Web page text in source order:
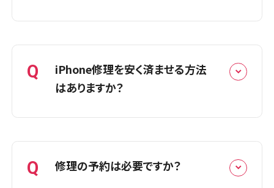
A
ご本人名義以外のiPhoneでも修理可能
です。修理の際にiPhoneの動作確認を行
いますので、事前にパスコード（ロック解
Q
iPhone修理を安く済ませる方法
はありますか？
A
iPhone修理は正規店より安価に修理が
可能です。品質を保ちながら、できる限り
安価に修理サービスをご提供するため、
Q 修理の予約は必要ですか？